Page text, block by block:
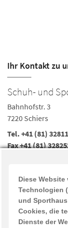
Ihr Kontakt zu
Schuh- und
Bahnhofstr. 3
7220 Schiers
Tel. +41 (81)
Fax +41 (81)
Öffnungszeiten
Mo-Fr 08:30-
Sa 08:30-12:00,
Diese
Technologien
und
Cookies, die
Dienste der